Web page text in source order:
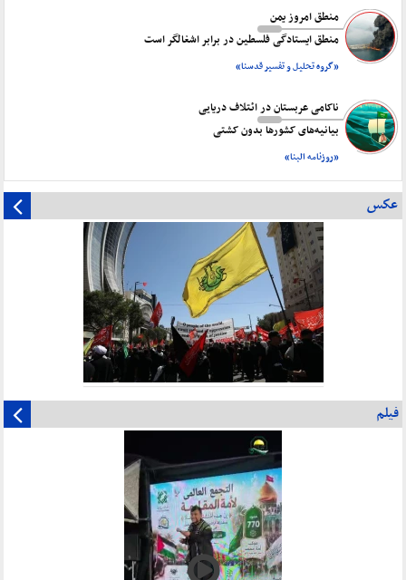
منطق امروز یمن
منطق ایستادگی فلسطین در برابر اشغالگر است
«گروه تحلیل و تفسیر قدسنا»
ناکامی عربستان در ائتلاف دریایی
بیانیه‌های کشورها بدون کشتی
«روزنامه البنا»
عکس
فیلم